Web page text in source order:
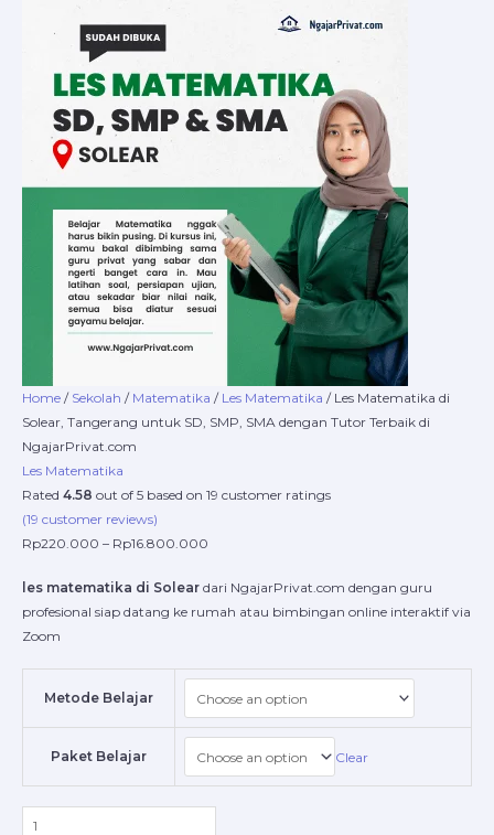
Home / Sekolah / Matematika / Les Matematika / Les Matematika di
Solear, Tangerang untuk SD, SMP, SMA dengan Tutor Terbaik di
NgajarPrivat.com
Les Matematika
Rated 4.58 out of 5 based on 19 customer ratings
(19 customer reviews)
Rp220.000 – Rp16.800.000
through
Rp16.800.000
les matematika di Solear dari NgajarPrivat.com dengan guru
profesional siap datang ke rumah atau bimbingan online interaktif via
Zoom
Metode Belajar
Paket Belajar Clear
Matematika
Tangerang
untuk
dengan
NgajarPrivat.com